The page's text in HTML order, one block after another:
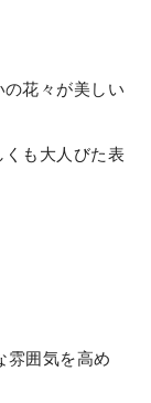
花々が美しい
も大人びた表
雰囲気を高め